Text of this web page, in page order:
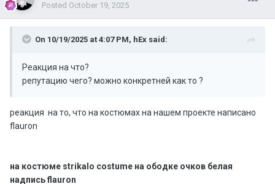
Posted October 19, 2025
On 10/19/2025 at 4:07 PM, hEx said:
Реакция на что?
репутацию чего? можно конкретней как то ?
реакция на то, что на костюмах на нашем проекте написано
flauron
на костюме strikalo costume на ободке очков белая
надпись flauron